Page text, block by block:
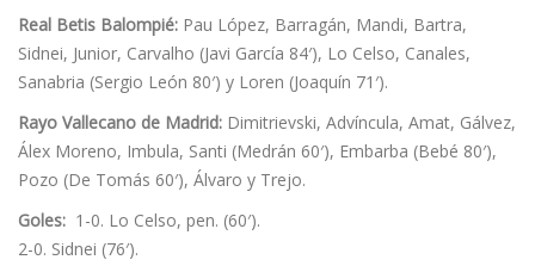
Real Betis Balompié: Pau López, Barragán, Mandi, Bartra,
Sidnei, Junior, Carvalho (Javi Garcí­a 84′), Lo Celso, Canales,
Sanabria (Sergio León 80′) y Loren (Joaquí­n 71′).
Rayo Vallecano de Madrid: Dimitrievski, Advíncula, Amat, Gálvez,
Álex Moreno, Imbula, Santi (Medrán 60′), Embarba (Bebé 80′),
Pozo (De Tomás 60′), Álvaro y Trejo.
Goles: 1-0. Lo Celso, pen. (60′).
2-0. Sidnei (76′).